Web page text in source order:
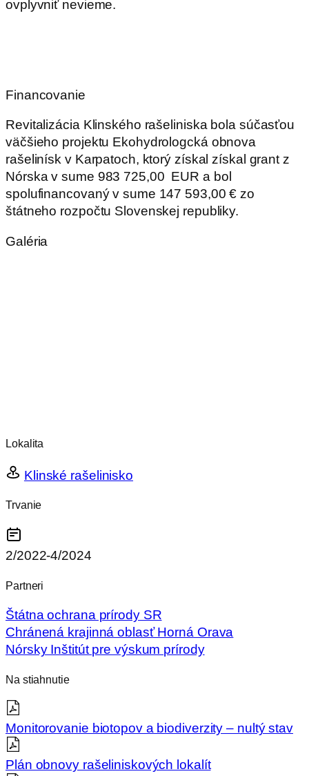
ovplyvniť nevieme.
Financovanie
Revitalizácia Klinského rašeliniska bola súčasťou
väčšieho projektu Ekohydrologcká obnova
rašelinísk v Karpatoch, ktorý získal získal grant z
Nórska v sume 983 725,00 EUR a bol
spolufinancovaný v sume 147 593,00 € zo
štátneho rozpočtu Slovenskej republiky.
Galéria
Lokalita
Klinské rašelinisko
Trvanie
2/2022-4/2024
Partneri
Štátna ochrana prírody SR
Chránená krajinná oblasť Horná Orava
Nórsky Inštitút pre výskum prírody
Na stiahnutie
Monitorovanie biotopov a biodiverzity – nultý stav
Plán obnovy rašeliniskových lokalít